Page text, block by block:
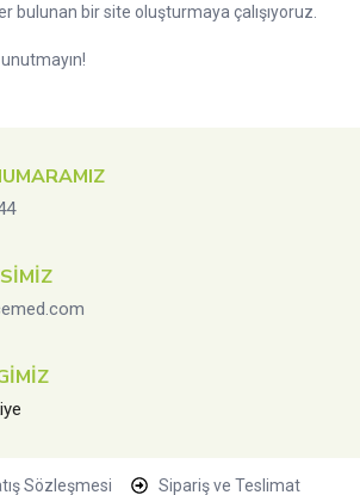
bulunan bir site oluşturmaya çalışıyoruz.
Sözleşmesi Sipariş ve Teslimat